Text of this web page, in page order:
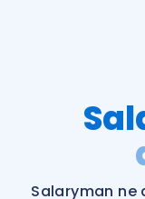
Remzi Hoca ile
Katılımcı
Faydalı
Salaryman ne